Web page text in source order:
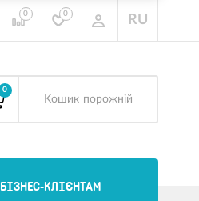
0 0 RU
0
Kошик порожній
БІЗНЕС-КЛІЄНТАМ